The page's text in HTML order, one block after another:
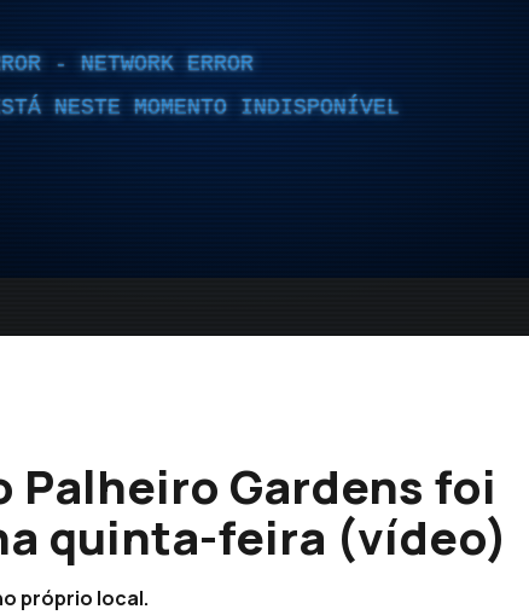
- NETWORK ERROR
NESTE MOMENTO INDISPONÍVEL
Palheiro Gardens foi
quinta-feira (vídeo)
próprio local.